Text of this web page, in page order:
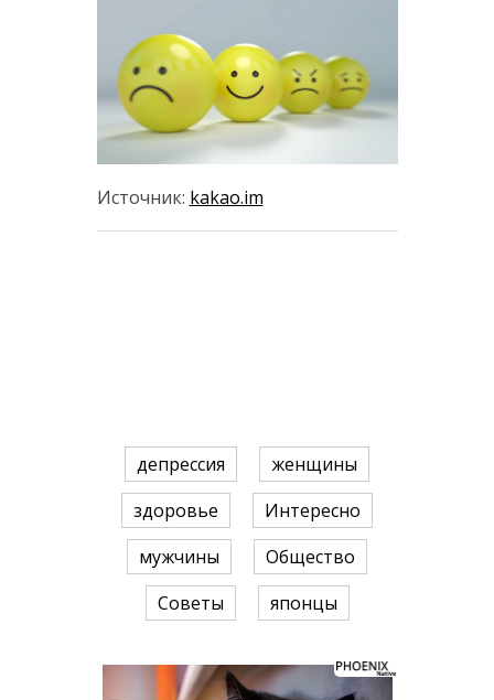
Источник: kakao.im
депрессия
женщины
здоровье
Интересно
мужчины
Общество
Советы
японцы